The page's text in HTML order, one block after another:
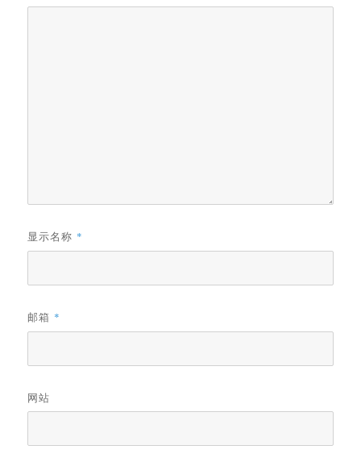
显示名称 *
邮箱 *
网站